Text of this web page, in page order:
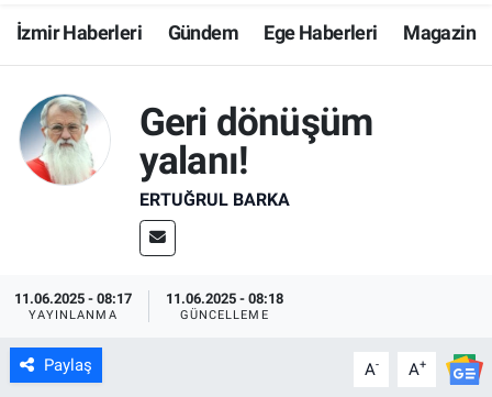
İzmir Haberleri Gündem Ege Haberleri Magazin
Geri dönüşüm
yalanı!
ERTUĞRUL BARKA
11.06.2025 - 08:17
YAYINLANMA
11.06.2025 - 08:18
GÜNCELLEME
Paylaş A- A+
Resmi İlanlar
Resmi Reklam
YAŞAM